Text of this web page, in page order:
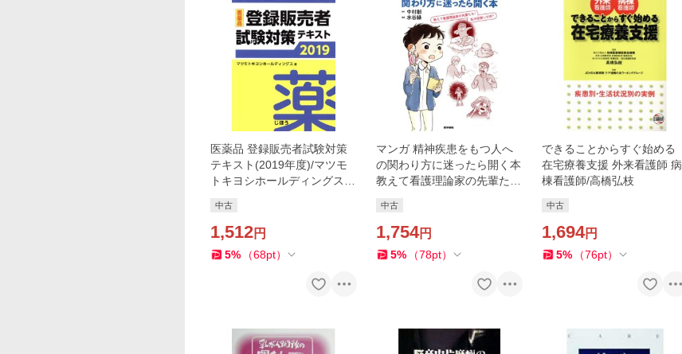
医薬品 登録販売者試験対策
テキスト(2019年度)/マツモ
トキヨシホールディングス
中古
1,512円
5% （68pt）
マンガ 精神疾患をもつ人へ
の関わり方に迷ったら開く本
教えて看護理論家の先輩た
村
中古
1,754円
5% （78pt）
できることからすぐ始める
在宅療養支援 外来看護師 病
棟看護師/高橋弘枝
中古
1,694円
5% （76pt）